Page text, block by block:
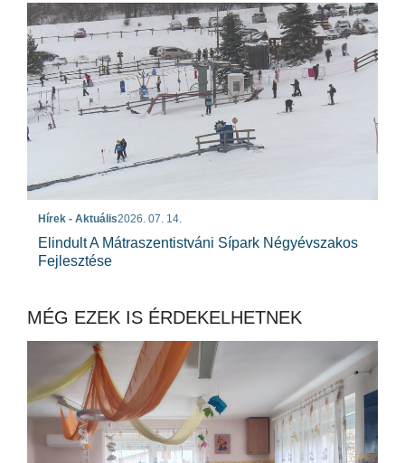
Hírek - Aktuális2026. 07. 14.
Elindult A Mátraszentistváni Sípark Négyévszakos
Fejlesztése
MÉG EZEK IS ÉRDEKELHETNEK